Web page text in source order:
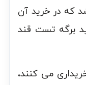
که در خرید آن
برگه تست قند
می کنند،